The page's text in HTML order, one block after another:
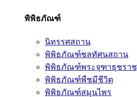
พิพิธภัณฑ์
นิทรรศสถาน
พิพิธภัณฑ์ชลทัศนสถาน
พิพิธภัณฑ์พระจุฑาธุชรา
พิพิธภัณฑ์พืชมีชีวิต
พิพิธภัณฑ์สมุนไพร